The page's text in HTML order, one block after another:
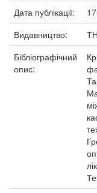
Дата публікації:
Видавництво:
Бібліографічний
опис: